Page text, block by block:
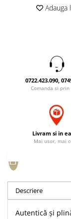
Predici/ Schite de
Dictionare
Biografii
Romane
Meditatii
Pedagogie
Poezii
Tablouri din lemn
Pungi cadou cu
Semne de carte
Set cadou
Sticle apa
Suport pentru
Tablouri
Tablouri canvas
Adauga
0722.423.090,
Comanda si
Livram si in
Mai usor, mai
Descriere
Autentică şi